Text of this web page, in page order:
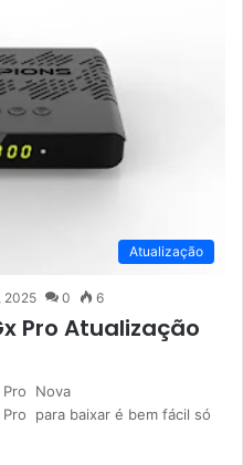
Atualização
2025 0 6
Pro Atualização
Pro Nova
para baixar é bem fácil só